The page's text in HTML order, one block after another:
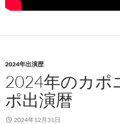
2024年出演歴
2024年のカポ
ポ出演暦
2024年12月31日